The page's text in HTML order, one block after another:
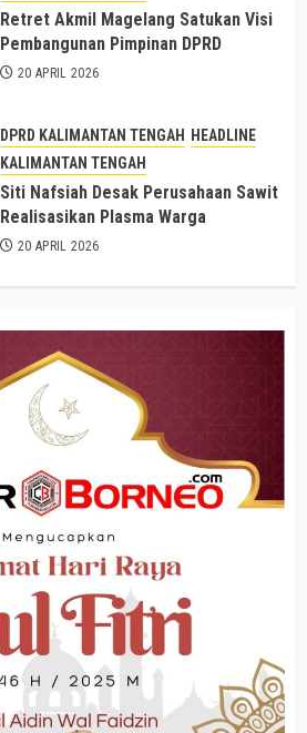
Retret Akmil Magelang Satukan Visi
Pembangunan Pimpinan DPRD
20 APRIL 2026
DPRD KALIMANTAN TENGAH
HEADLINE
KALIMANTAN TENGAH
Siti Nafsiah Desak Perusahaan Sawit
Realisasikan Plasma Warga
20 APRIL 2026